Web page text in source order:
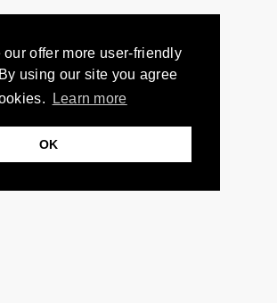
offer more user-friendly
using our site you agree
Learn more
OK